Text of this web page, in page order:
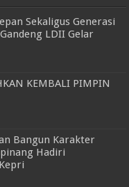
Sekaligus Generasi
LDII Gelar
KEMBALI PIMPIN
Bangun Karakter
Hadiri